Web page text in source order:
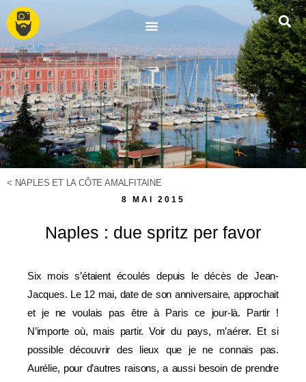
< NAPLES ET LA CÔTE AMALFITAINE
8 MAI 2015
Naples : due spritz per favor
Six mois s’étaient écoulés depuis le décès de Jean-
Jacques. Le 12 mai, date de son anniversaire, approchait
et je ne voulais pas être à Paris ce jour-là. Partir !
N’importe où, mais partir. Voir du pays, m’aérer. Et si
possible découvrir des lieux que je ne connais pas.
Aurélie, pour d’autres raisons, a aussi besoin de prendre